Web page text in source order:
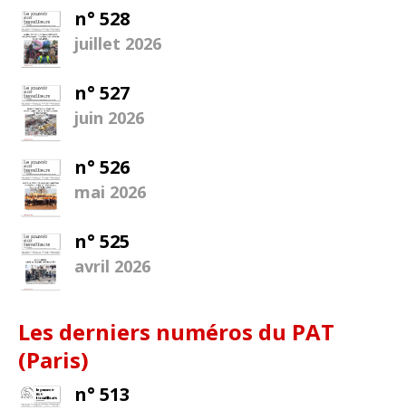
n° 528
juillet 2026
n° 527
juin 2026
n° 526
mai 2026
n° 525
avril 2026
Les derniers numéros du PAT
(Paris)
n° 513